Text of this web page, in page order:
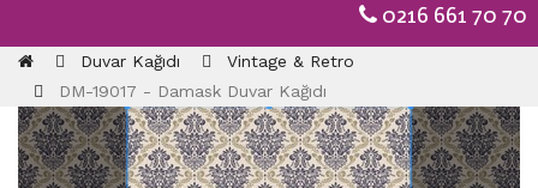
0216 661 70 70
Duvar Kağıdı
Vintage & Retro
DM-19017 - Damask Duvar Kağıdı